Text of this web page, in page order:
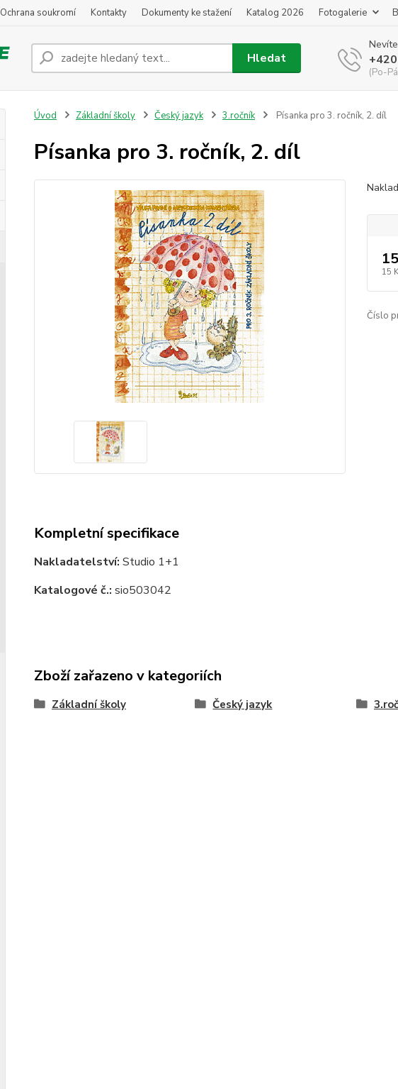
Ochrana soukromí Kontakty Dokumenty ke stažení Katalog 2026 Fotogalerie
Hledat
(Po-
Úvod Základní školy Český jazyk 3.ročník Písanka pro 3. ročník, 2. díl
Písanka pro 3. ročník, 2. díl
15
Číslo
Kompletní specifikace
Nakladatelství: Studio 1+1
Katalogové č.: sio503042
Zboží zařazeno v kategoriích
Základní školy Český jazyk